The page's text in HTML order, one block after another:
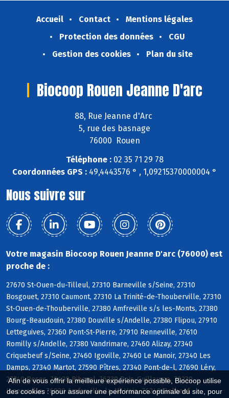
Afin de vous offrir la meilleure expérience possible, Biocoop utilise
des cookies : pour assurer une performance optimale du site, pour
Accueil Contact
Mentions légales
Protection des données
CGU
Gestion des cookies
Plan du site
Biocoop Rouen Jeanne D'arc
88, Rue Jeanne d'Arc
5, rue des basnage
76000 Rouen
Téléphone :02 35 71 29 78
Coordonnées GPS : 49,4443576 ° , 1,09215370000004 °
Nous suivre sur
Votre magasin Biocoop Rouen Jeanne D'arc (76000) est
proche de :
27670 St-Ouen-du-Tilleul, 27310 Barneville s/Seine, 27310
Bosgouet, 27310 Caumont, 27310 La Trinité-de-Thouberville, 27310
St-Ouen-de-Thouberville, 27380 Amfreville s/s les-Monts, 27380
Bourg-Beaudouin, 27380 Douville s/Andelle, 27380 Flipou, 27910
Letteguives, 27360 Pont-St-Pierre, 27910 Renneville, 27610
Romilly s/Andelle, 27380 Vandrimare, 27460 Alizay, 27340
Criquebeuf s/Seine, 27460 Igoville, 27460 Le Manoir, 27340 Les
Damps, 27340 Martot, 27590 Pîtres, 27340 Pont-de-l, 27690 Léry,
27740 Poses, 76420 Bihorel, 76230 Bois-Guillaume, 76230
Isneauville, 76920 Amfreville-la-Mi-Voie, 76240 Belbeuf